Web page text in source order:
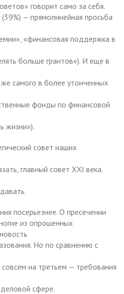
говорит само за себя.
— прямолинейная просьба
«финансовая поддержка в
больше грантов»). И еще в
самого в более утонченных
фонды по финансовой
жизни»).
совет наших
главный совет XXI века.
посерьезнее. О пресечении
из опрошенных
Но по сравнению с
на третьем — требования
сфере.